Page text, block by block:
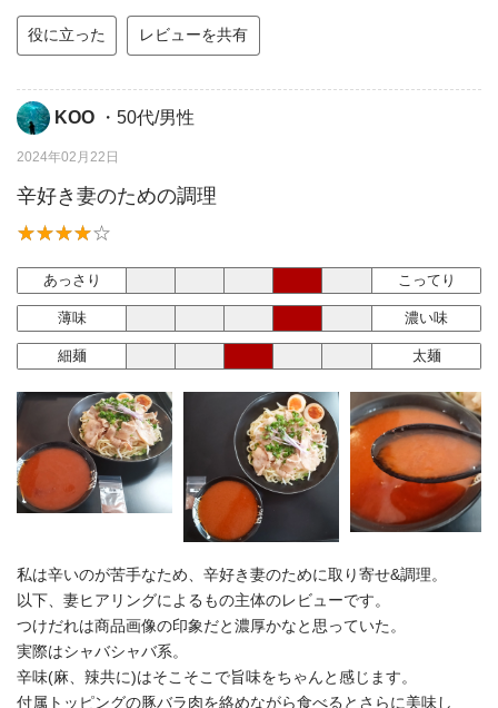
役に立った レビューを共有
KOO ・50代/男性
2024年02月22日
辛好き妻のための調理
あっさり こってり
薄味 濃い味
細麺 太麺
私は辛いのが苦手なため、辛好き妻のために取り寄せ&調理。
以下、妻ヒアリングによるもの主体のレビューです。
つけだれは商品画像の印象だと濃厚かなと思っていた。
実際はシャバシャバ系。
辛味(麻、辣共に)はそこそこで旨味をちゃんと感じます。
付属トッピングの豚バラ肉を絡めながら食べるとさらに美味し